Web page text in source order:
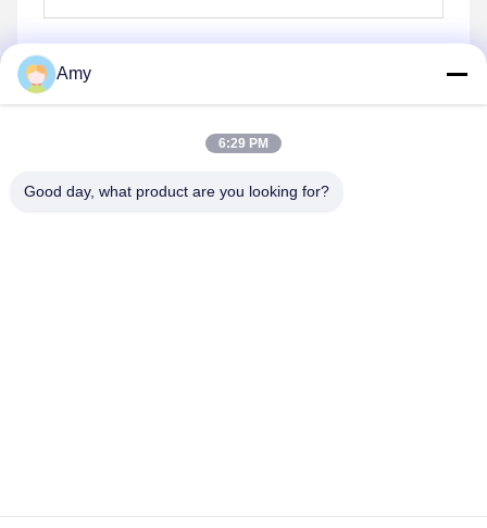
Amy
6:29 PM
Good day, what product are you looking for?